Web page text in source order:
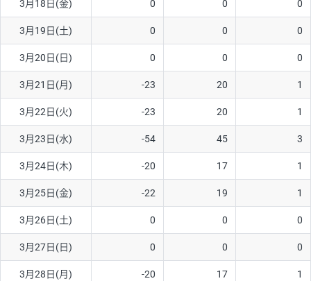
3月18日(金) 0 0 0
3月19日(土) 0 0 0
3月20日(日) 0 0 0
3月21日(月) -23 20 1
3月22日(火) -23 20 1
3月23日(水) -54 45 3
3月24日(木) -20 17 1
3月25日(金) -22 19 1
3月26日(土) 0 0 0
3月27日(日) 0 0 0
3月28日(月) -20 17 1